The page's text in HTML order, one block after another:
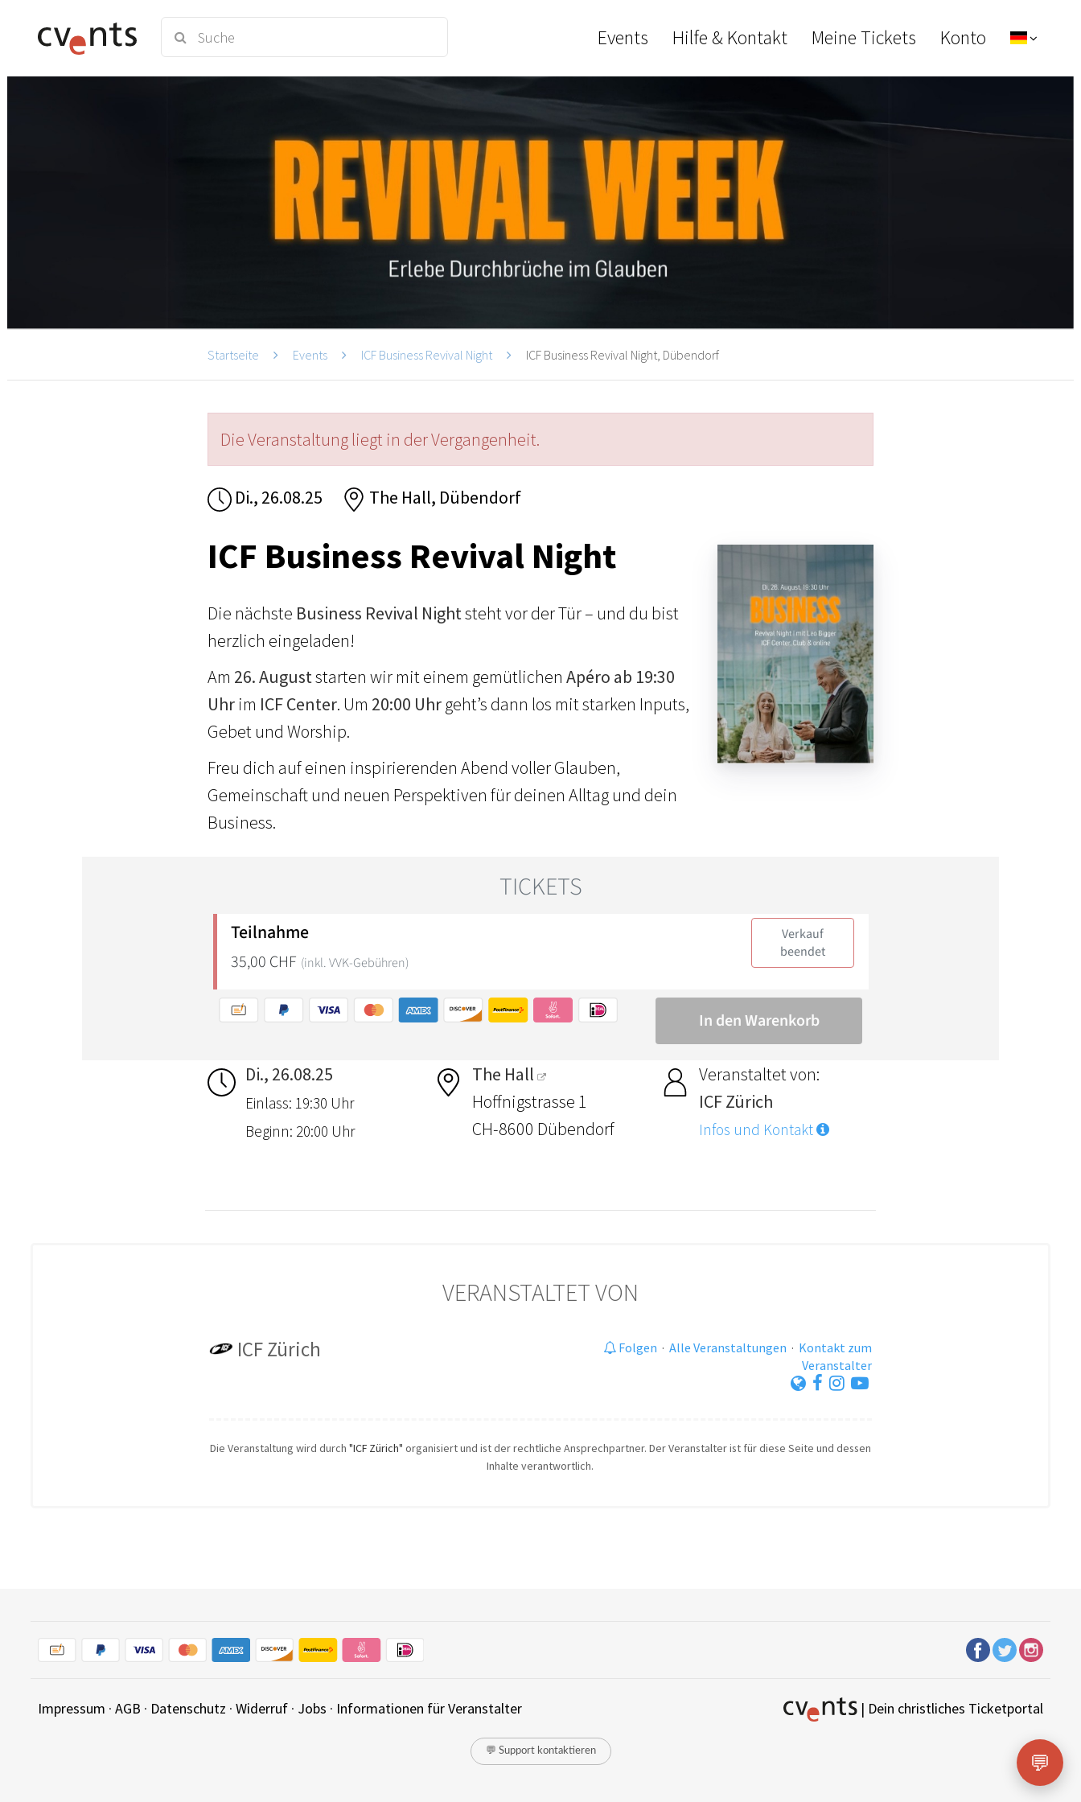
Events Hilfe & Kontakt Meine Tickets Konto
Startseite Events ICF Business Revival Night ICF Business Revival Night, Dübendorf
Die Veranstaltung liegt in der Vergangenheit.
Di., 26.08.25 The Hall, Dübendorf
ICF Business Revival Night
Die nächste Business Revival Nightsteht vor der Tür – und du bist
herzlich eingeladen!
Am 26. Auguststarten wir mit einem gemütlichenApéro ab 19:30
Uhr im ICF Center. Um 20:00 Uhr geht’s dann los mit starken Inputs,
Gebet und Worship.
Freu dich auf einen inspirierenden Abend voller Glauben,
Gemeinschaft und neuen Perspektiven für deinen Alltag und dein
Business.
Di., 26.08.25
Einlass: 19:30 Uhr
Beginn: 20:00 Uhr
The Hall
Hoffnigstrasse 1
CH-8600 Dübendorf
Veranstaltet von:
ICF Zürich
Infos und Kontakt
VERANSTALTET VON
ICF Zürich Folgen · Alle Veranstaltungen · Kontakt zum
Veranstalter
Die Veranstaltung wird durch "ICF Zürich" organisiert und ist der rechtliche Ansprechpartner. Der Veranstalter ist für diese Seite und dessen
Inhalte verantwortlich.
Impressum · AGB · Datenschutz · Widerruf · Jobs · Informationen für Veranstalter | Dein christliches Ticketportal
💬 Support kontaktieren 💬